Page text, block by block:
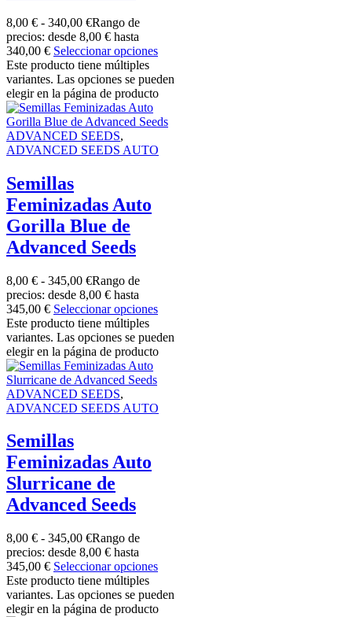
8,00 € - 340,00 €Rango de
precios: desde 8,00 € hasta
340,00 € Seleccionar opciones
Este producto tiene múltiples
variantes. Las opciones se pueden
elegir en la página de producto
ADVANCED SEEDS,
ADVANCED SEEDS AUTO
Semillas
Feminizadas Auto
Gorilla Blue de
Advanced Seeds
8,00 € - 345,00 €Rango de
precios: desde 8,00 € hasta
345,00 € Seleccionar opciones
Este producto tiene múltiples
variantes. Las opciones se pueden
elegir en la página de producto
ADVANCED SEEDS,
ADVANCED SEEDS AUTO
Semillas
Feminizadas Auto
Slurricane de
Advanced Seeds
8,00 € - 345,00 €Rango de
precios: desde 8,00 € hasta
345,00 € Seleccionar opciones
Este producto tiene múltiples
variantes. Las opciones se pueden
elegir en la página de producto